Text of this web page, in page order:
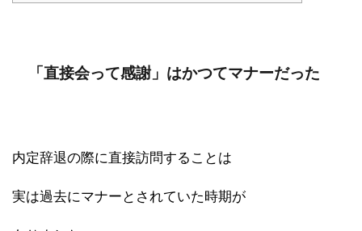
「直接会って感謝」はかつてマナーだった
内定辞退の際に直接訪問することは
実は過去にマナーとされていた時期が